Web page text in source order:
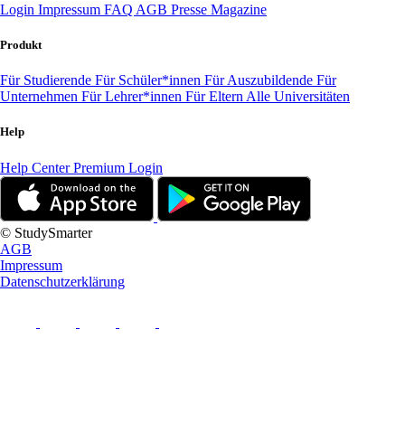
Login Impressum FAQ AGB Presse Magazine
Produkt
Für Studierende Für Schüler*innen Für Auszubildende Für
Unternehmen Für Lehrer*innen Für Eltern Alle Universitäten
Help
Help CenterPremium Login
© StudySmarter
AGB
Impressum
Datenschutzerklärung